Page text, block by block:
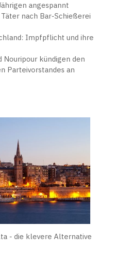
angespannt
nach Bar-Schießerei
Impfpflicht und ihre
Nouripour kündigen den
Parteivorstandes an
- die klevere Alternative